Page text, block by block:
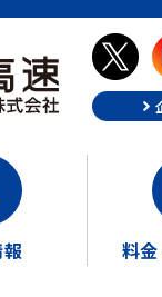
料